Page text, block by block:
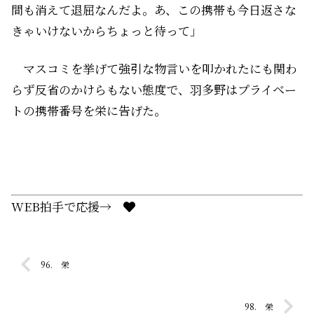
間も消えて退屈なんだよ。あ、この携帯も今日返さな
きゃいけないからちょっと待って」
マスコミを挙げて強引な物言いを叩かれたにも関わ
らず反省のかけらもない態度で、羽多野はプライベー
トの携帯番号を栄に告げた。
WEB拍手で応援→
96. 栄
98. 栄